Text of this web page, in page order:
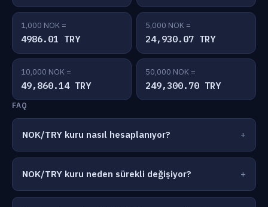
1,000 NOK =
4986.01 TRY
5,000 NOK =
24,930.07 TRY
10,000 NOK =
49,860.14 TRY
50,000 NOK =
249,300.70 TRY
FAQ
NOK/TRY kuru nasıl hesaplanıyor?
NOK/TRY kuru neden sürekli değişiyor?